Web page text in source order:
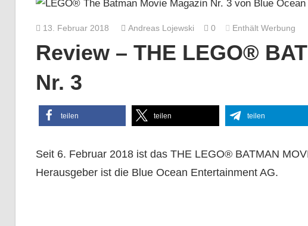
13. Februar 2018 Andreas Lojewski 0 Enthält Werbung
Review – THE LEGO®
Nr. 3
teilen teilen teilen
Seit 6. Februar 2018 ist das THE LEGO® BATMAN
Herausgeber ist die Blue Ocean Entertainment AG.